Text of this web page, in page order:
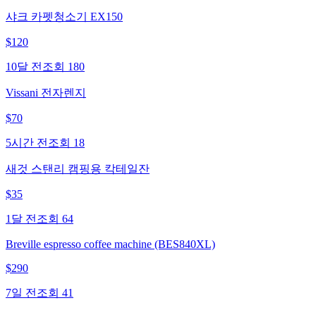
샤크 카펫청소기 EX150
$120
10달 전 조회 180
Vissani 전자렌지
$70
5시간 전 조회 18
새것 스탠리 캠핑용 칵테일잔
$35
1달 전 조회 64
Breville espresso coffee machine (BES840XL)
$290
7일 전 조회 41